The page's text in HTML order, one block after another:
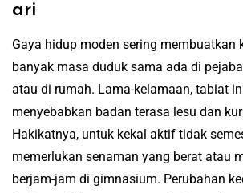
ari
Gaya hidup moden sering membuatkan
banyak masa duduk sama ada di
atau di rumah. Lama-kelamaan, tabiat
menyebabkan badan terasa lesu dan
Hakikatnya, untuk kekal aktif tidak
memerlukan senaman yang berat atau
berjam-jam di gimnasium. Perubahan